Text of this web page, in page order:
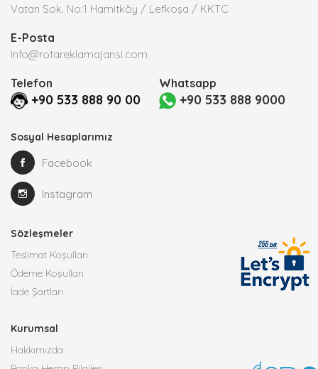
Vatan Sok. No:1 Hamitköy / Lefkoşa / KKTC
E-Posta
info@rotareklamajansi.com
Telefon
+90 533 888 90 00
Whatsapp
+90 533 888 9000
Sosyal Hesaplarımız
Facebook
Instagram
Sözleşmeler
Teslimat Koşulları
Ödeme Koşulları
İade Şartları
Kurumsal
Hakkımızda